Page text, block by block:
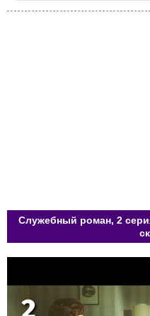
Служебный роман, 2